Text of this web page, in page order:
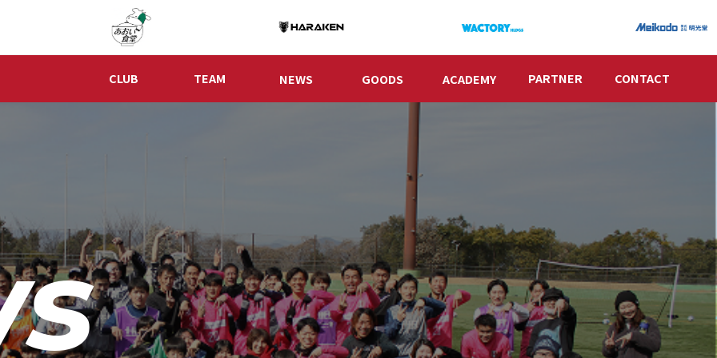
CLUB TEAM NEWS GOODS ACADEMY PARTNER CONTACT